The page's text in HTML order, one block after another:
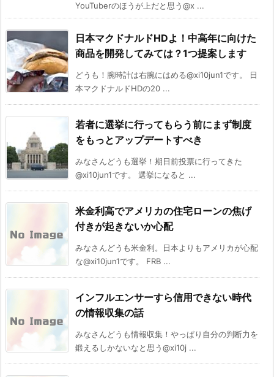
YouTuberのほうが上だと思う@x ...
日本マクドナルドHDよ！中高年に向けた
商品を開発してみては？1つ提案します
どうも！腕時計は右腕にはめる@xi10jun1です。 日
本マクドナルドHDの20 ...
若者に選挙に行ってもらう前にまず制度
をもっとアップデートすべき
みなさんどうも選挙！期日前投票に行ってきた
@xi10jun1です。 選挙になると ...
米金利高でアメリカの住宅ローンの焦げ
付きが起きないか心配
みなさんどうも米金利。日本よりもアメリカが心配
な@xi10jun1です。 FRB ...
インフルエンサーすら信用できない時代
の情報収集の話
みなさんどうも情報収集！やっぱり自分の判断力を
鍛えるしかないなと思う@xi10j ...